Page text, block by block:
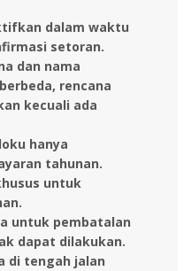
dalam waktu
setoran.
dan nama
rencana
kecuali ada
hanya
tahunan.
untuk
untuk pembatalan
dapat dilakukan.
di tengah jalan